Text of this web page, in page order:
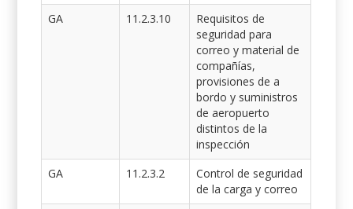
GA
11.2.3.10
Requisitos de
seguridad para
correo y material de
compañías,
provisiones de a
bordo y suministros
de aeropuerto
distintos de la
inspección
GA
11.2.3.2
Control de seguridad
de la carga y correo